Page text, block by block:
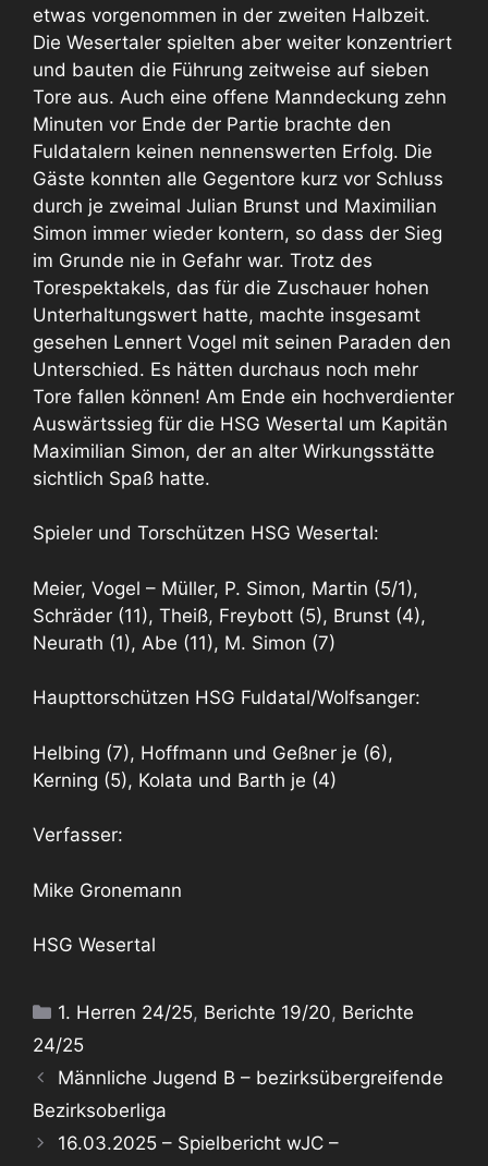
etwas vorgenommen in der zweiten Halbzeit.
Die Wesertaler spielten aber weiter konzentriert
und bauten die Führung zeitweise auf sieben
Tore aus. Auch eine offene Manndeckung zehn
Minuten vor Ende der Partie brachte den
Fuldatalern keinen nennenswerten Erfolg. Die
Gäste konnten alle Gegentore kurz vor Schluss
durch je zweimal Julian Brunst und Maximilian
Simon immer wieder kontern, so dass der Sieg
im Grunde nie in Gefahr war. Trotz des
Torespektakels, das für die Zuschauer hohen
Unterhaltungswert hatte, machte insgesamt
gesehen Lennert Vogel mit seinen Paraden den
Unterschied. Es hätten durchaus noch mehr
Tore fallen können! Am Ende ein hochverdienter
Auswärtssieg für die HSG Wesertal um Kapitän
Maximilian Simon, der an alter Wirkungsstätte
sichtlich Spaß hatte.
Spieler und Torschützen HSG Wesertal:
Meier, Vogel – Müller, P. Simon, Martin (5/1),
Schräder (11), Theiß, Freybott (5), Brunst (4),
Neurath (1), Abe (11), M. Simon (7)
Haupttorschützen HSG Fuldatal/Wolfsanger:
Helbing (7), Hoffmann und Geßner je (6),
Kerning (5), Kolata und Barth je (4)
Verfasser:
Mike Gronemann
HSG Wesertal
Kategorien
1. Herren 24/25, Berichte 19/20, Berichte
24/25
Männliche Jugend B – bezirksübergreifende
Bezirksoberliga
16.03.2025 – Spielbericht wJC –